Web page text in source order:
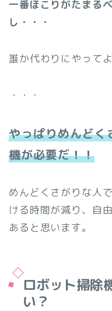
一番ほこりがたまる
し・・・
誰か代わりにやって
・・・
やっぱりめんどく
機が必要だ！！
めんどくさがりな人
ける時間が減り、自
あると思います。
ロボット掃除
い？